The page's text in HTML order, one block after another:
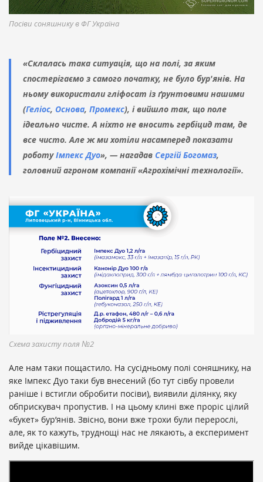
Посіви соняшнику в ФГ Україна
«Склалась така ситуація, що на полі, за яким
спостерігаємо з самого початку, не було бур'янів. На
ньому використали гліфосат із ґрунтовими нашими
(Геліос, Основа, Промекс), і вийшло так, що поле
ідеально чисте. А ніхто не вносить гербіцид там, де
все чисто. Але ж ми хотіли насамперед показати
роботуІмпекс Дуо», — нагадав Сергій Богомаз,
головний агроном компанії «Агрохімічні технології».
Схема захисту поля №2
Але нам таки пощастило. На сусідньому полі соняшнику, на
яке Імпекс Дуо таки був внесений (бо тут сівбу провели
раніше і встигли обробити посіви), виявили ділянку, яку
обприскувач пропустив. І на цьому клині вже проріс цілий
«букет» бур’янів. Звісно, вони вже трохи були перерослі,
але, як то кажуть, труднощі нас не лякають, а експеримент
вийде цікавішим.